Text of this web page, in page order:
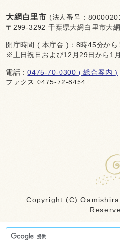
大網白里市 (法人番号：
〒299-3292 千葉県大網白里市大
開庁時間 ( 本庁舎 )：8時45分から
※土日祝日および12月29日から1
電話：0475-70-0300 ( 総合案内 )
ファクス:0475-72-8454
Copyright (C)